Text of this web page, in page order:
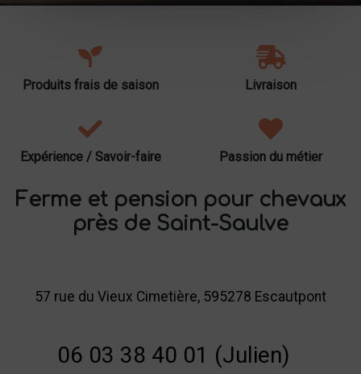
Produits frais de saison Livraison
Expérience / Savoir-faire Passion du métier
Ferme et pension pour chevaux
près de Saint-Saulve
57 rue du Vieux Cimetière, 595278 Escautpont
06 03 38 40 01 (Julien)